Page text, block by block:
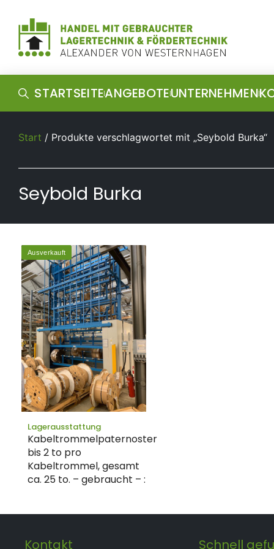
STARTSEITEANGEBOTEUNTERNEHMEN
Start / Produkte verschlagwortet mit „Seybold Burka“
Seybold Burka
Ausverkauft
Lagerausstattung
Kabeltrommelpaternoster
bis 2 to pro
Kabeltrommel, gesamt
ca. 25 to. – gebraucht – :
Kontakt Schnell